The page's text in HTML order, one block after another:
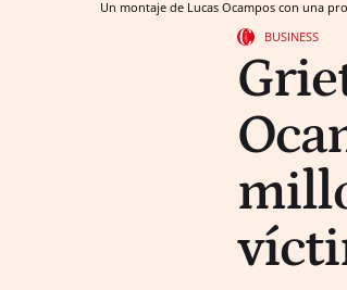
Un montaje de Lucas Ocampos con una
BUSINESS